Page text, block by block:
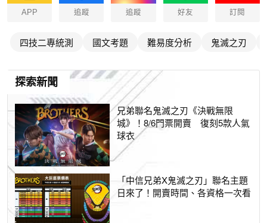
APP 追蹤 追蹤 好友 訂閱
四技二專統測 國文考題 難易度分析 鬼滅之刃
探索新聞
兄弟聯名鬼滅之刃《決戰無限
城》！8/6門票開賣 復刻5款人氣
球衣
「中信兄弟X鬼滅之刃」聯名主題
日來了！開賣時間、各資格一次看